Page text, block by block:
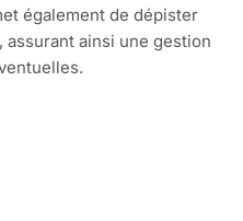
également de dépister
ainsi une gestion